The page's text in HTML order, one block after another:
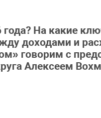
На какие
доходами и
говорим с
Алексеем